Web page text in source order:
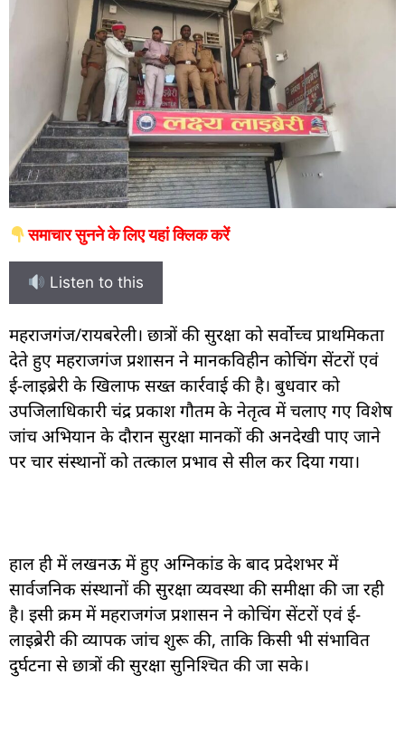
समाचार सुनने के लिए यहां क्लिक करें
Listen to this
महराजगंज/रायबरेली। छात्रों की सुरक्षा को सर्वोच्च प्राथमिकता
देते हुए महराजगंज प्रशासन ने मानकविहीन कोचिंग सेंटरों एवं
ई-लाइब्रेरी के खिलाफ सख्त कार्रवाई की है। बुधवार को
उपजिलाधिकारी चंद्र प्रकाश गौतम के नेतृत्व में चलाए गए विशेष
जांच अभियान के दौरान सुरक्षा मानकों की अनदेखी पाए जाने
पर चार संस्थानों को तत्काल प्रभाव से सील कर दिया गया।
हाल ही में लखनऊ में हुए अग्निकांड के बाद प्रदेशभर में
सार्वजनिक संस्थानों की सुरक्षा व्यवस्था की समीक्षा की जा रही
है। इसी क्रम में महराजगंज प्रशासन ने कोचिंग सेंटरों एवं ई-
लाइब्रेरी की व्यापक जांच शुरू की, ताकि किसी भी संभावित
दुर्घटना से छात्रों की सुरक्षा सुनिश्चित की जा सके।